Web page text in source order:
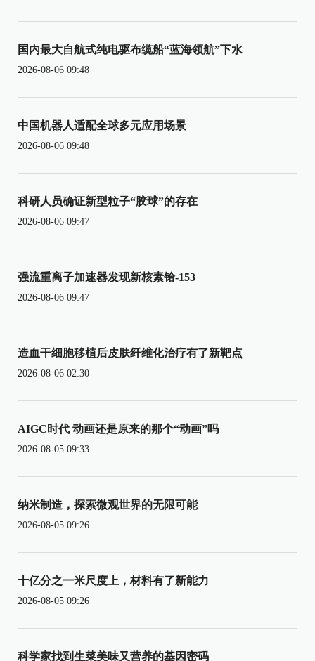
国内最大自航式纯电驱布缆船“蓝海领航”下水
2026-08-06 09:48
中国机器人适配全球多元应用场景
2026-08-06 09:48
科研人员确证新型粒子“胶球”的存在
2026-08-06 09:47
强流重离子加速器发现新核素铪-153
2026-08-06 09:47
造血干细胞移植后皮肤纤维化治疗有了新靶点
2026-08-06 02:30
AIGC时代 动画还是原来的那个“动画”吗
2026-08-05 09:33
纳米制造，探索微观世界的无限可能
2026-08-05 09:26
十亿分之一米尺度上，材料有了新能力
2026-08-05 09:26
科学家找到生菜美味又营养的基因密码